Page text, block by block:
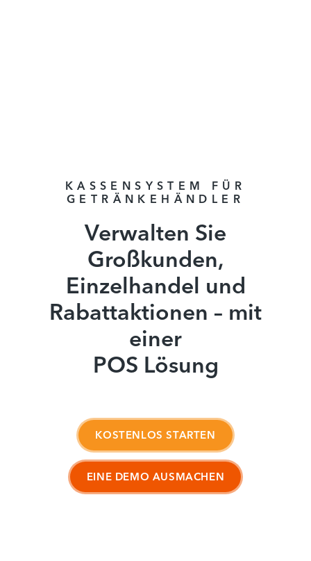
KASSENSYSTEM FÜR
GETRÄNKEHÄNDLER
Verwalten Sie
Großkunden,
Einzelhandel und
Rabattaktionen – mit
einer
POS Lösung
KOSTENLOS STARTEN
EINE DEMO AUSMACHEN